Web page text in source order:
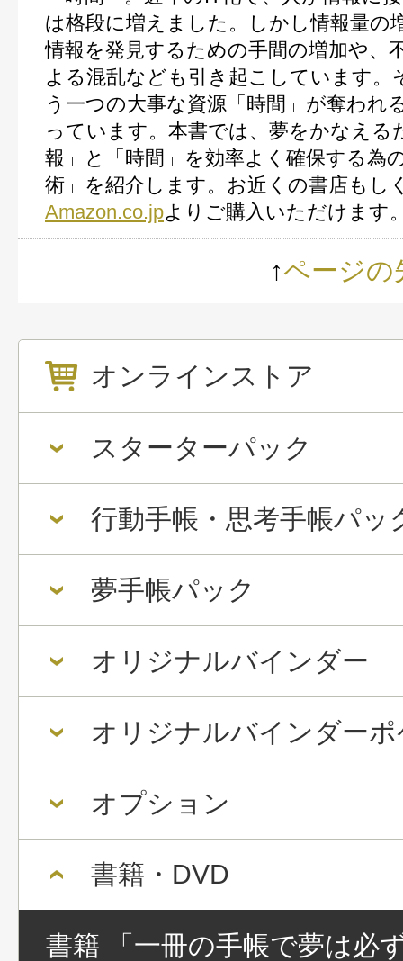
オンラインストア
スターターパック
行動手帳・思考手帳パッ
夢手帳パック
オリジナルバインダー
オリジナルバインダー
オプション
書籍・DVD
書籍 「一冊の手帳で夢は必
は格段に増えました。しかし情報量の
情報を発見するための手間の増加や、
よる混乱なども引き起こしています。
う一つの大事な資源「時間」が奪われ
っています。本書では、夢をかなえる
報」と「時間」を効率よく確保する為
術」を紹介します。 お近くの書店もし
Amazon.co.jpよりご購入いただけます
↑ページの